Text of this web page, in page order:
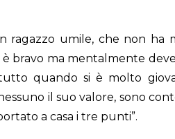
ragazzo umile, che non
ma mentalmente
quando si è molto
il suo valore, sono
a casa i tre punti”.